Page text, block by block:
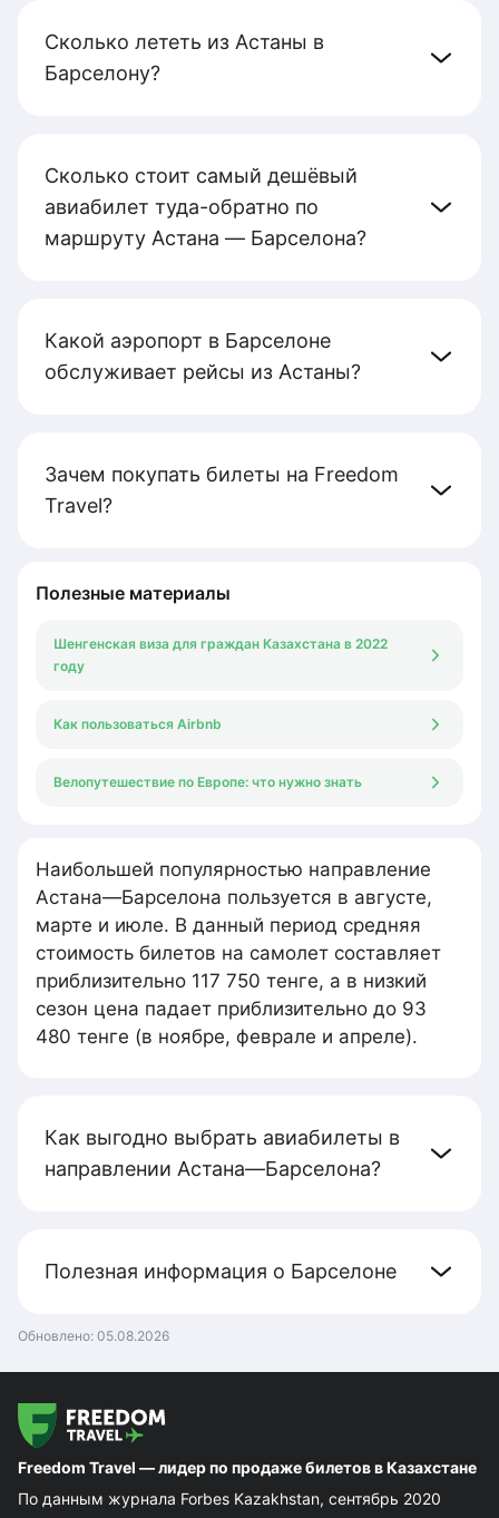
Сколько лететь из Астаны в
Барселону?
Сколько стоит самый дешёвый
авиабилет туда-обратно по
маршруту Астана — Барселона?
Какой аэропорт в Барселоне
обслуживает рейсы из Астаны?
Зачем покупать билеты на Freedom
Travel?
Полезные материалы
Шенгенская виза для граждан Казахстана в 2022
году
Как пользоваться Airbnb
Велопутешествие по Европе: что нужно знать
Наибольшей популярностью направление
Астана—Барселона пользуется в августе,
марте и июле. В данный период средняя
стоимость билетов на самолет составляет
приблизительно 117 750 тенге, а в низкий
сезон цена падает приблизительно до 93
480 тенге (в ноябре, феврале и апреле).
Как выгодно выбрать авиабилеты в
направлении Астана—Барселона?
Полезная информация о Барселоне
Обновлено: 05.08.2026
Freedom Travel — лидер по продаже билетов в Казахстане
По данным журнала Forbes Kazakhstan, сентябрь 2020